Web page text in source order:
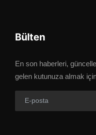
Bülten
En son haberleri,
gelen kutunuza almak